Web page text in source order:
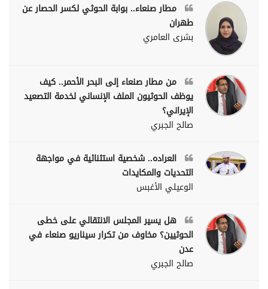
مطار صنعاء.. بوابة الحوثي لكسر الحصار عن
طهران
بشرى العامري
من مطار صنعاء إلى البحر الأحمر.. كيف
يوظف الحوثيون الملف الإنساني لخدمة التصعيد
الإيراني؟
صالح الجبري
العراده.. شخصية استثنائية في مواجهة
التحديات والمكايدات
الوعيلي الأغبس
هل يسير المجلس الانتقالي على خطى
الحوثيين؟ مخاوف من تكرار سيناريو صنعاء في
عدن
صالح الجبري